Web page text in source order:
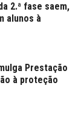
2.ª fase saem,
alunos à
Prestação
à proteção